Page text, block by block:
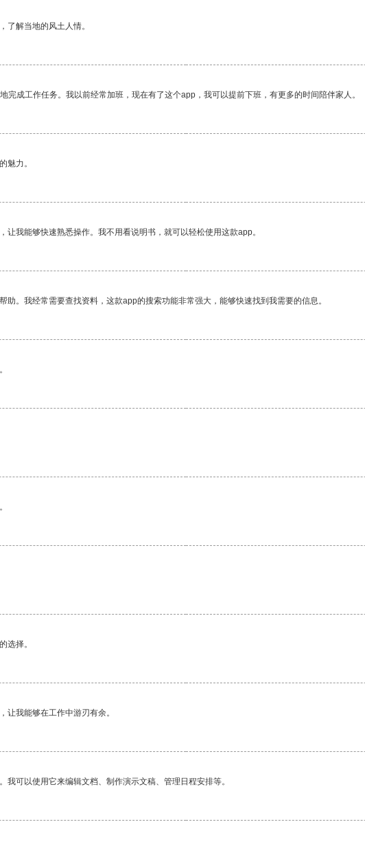
了解当地的风土人情。
成工作任务。我以前经常加班，现在有了这个app，我可以提前下班，有更多的时间陪伴家人。
魅力。
我能够快速熟悉操作。我不用看说明书，就可以轻松使用这款app。
。我经常需要查找资料，这款app的搜索功能非常强大，能够快速找到我需要的信息。
选择。
让我能够在工作中游刃有余。
可以使用它来编辑文档、制作演示文稿、管理日程安排等。